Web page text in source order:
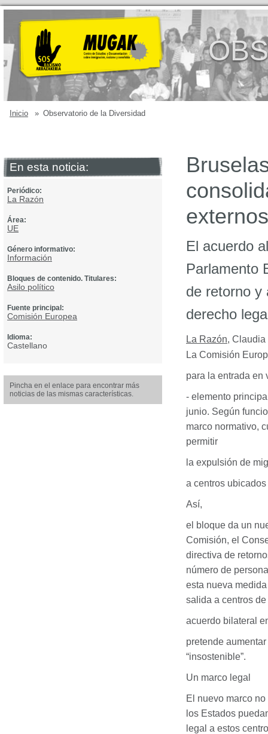
Inicio » Observatorio de la Diversidad
En esta noticia:
Periódico:
La Razón
Área:
UE
Género informativo:
Información
Bloques de contenido. Titulares:
Asilo político
Fuente principal:
Comisión Europea
Idioma:
Castellano
Pincha en el enlace para encontrar más
noticias de las mismas características.
externos
El acuerdo
Parlamento
de retorno y
derecho
La Razón, Claudia
La Comisión
para la entrada en
- elemento
junio. Según
marco normativo,
permitir
la expulsión de
a centros
Así,
el bloque da un
Comisión, el
directiva de
número de
esta nueva
salida a centros
acuerdo bilateral
pretende
“insostenible”.
Un marco legal
El nuevo marco
los Estados
legal a estos